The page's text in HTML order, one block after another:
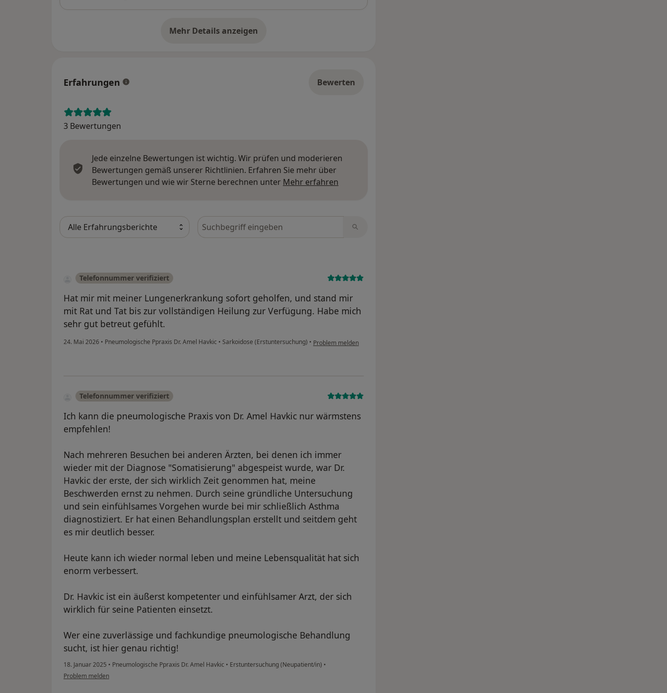
Mehr Details anzeigen
über die Adresse
Erfahrungen Bewerten
3 Bewertungen
Jede einzelne Bewertungen ist wichtig. Wir prüfen und moderieren
Bewertungen gemäß unserer Richtlinien. Erfahren Sie mehr über
Bewertungen und wie wir Sterne berechnen unter Mehr erfahren
Bewertungen durchsuchen
Telefonnummer verifiziert
Hat mir mit meiner Lungenerkrankung sofort geholfen, und stand mir
mit Rat und Tat bis zur vollständigen Heilung zur Verfügung. Habe mich
sehr gut betreut gefühlt.
24. Mai 2026 • Pneumologische Ppraxis Dr. Amel Havkic • Sarkoidose (Erstuntersuchung) • Problem melden
Telefonnummer verifiziert
Ich kann die pneumologische Praxis von Dr. Amel Havkic nur wärmstens
empfehlen!
Nach mehreren Besuchen bei anderen Ärzten, bei denen ich immer
wieder mit der Diagnose "Somatisierung" abgespeist wurde, war Dr.
Havkic der erste, der sich wirklich Zeit genommen hat, meine
Beschwerden ernst zu nehmen. Durch seine gründliche Untersuchung
und sein einfühlsames Vorgehen wurde bei mir schließlich Asthma
diagnostiziert. Er hat einen Behandlungsplan erstellt und seitdem geht
es mir deutlich besser.
Heute kann ich wieder normal leben und meine Lebensqualität hat sich
enorm verbessert.
Dr. Havkic ist ein äußerst kompetenter und einfühlsamer Arzt, der sich
wirklich für seine Patienten einsetzt.
Wer eine zuverlässige und fachkundige pneumologische Behandlung
sucht, ist hier genau richtig!
18. Januar 2025 • Pneumologische Ppraxis Dr. Amel Havkic • Erstuntersuchung (Neupatient/in) •
Problem melden